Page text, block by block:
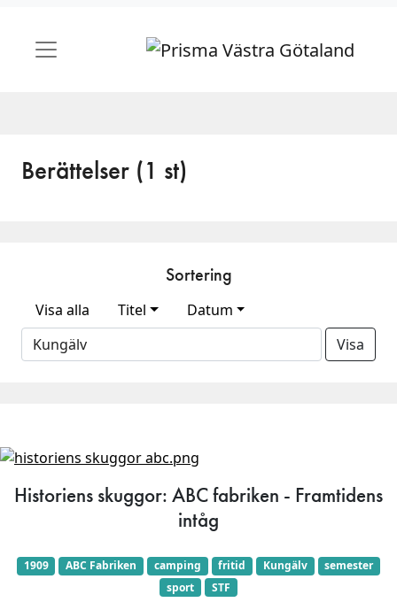
Berättelser (1 st)
Sortering
Visa alla Titel
Datum
Visa
Historiens skuggor: ABC fabriken - Framtidens
intåg
1909 ABC Fabriken camping fritid Kungälv
semester
sport
STF